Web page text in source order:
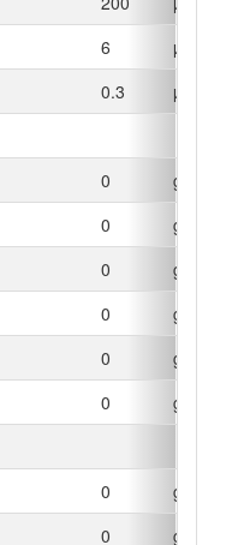
6
µg
0.3
µg
0
g
0
g
0
g
0
g
0
g
0
g
0
g
0
g